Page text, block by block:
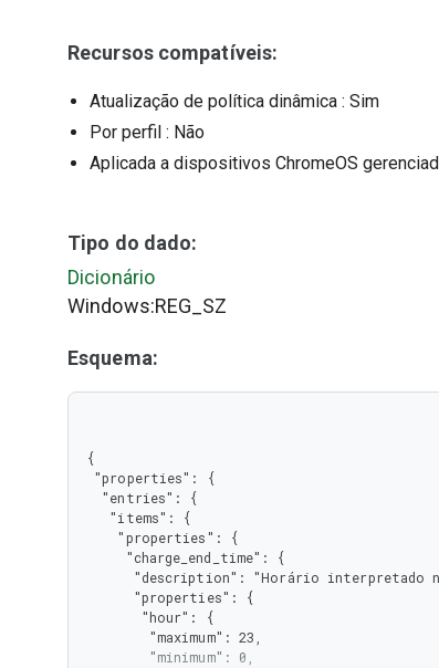
Recursos compatíveis:
Atualização de política dinâmica : Sim
Por perfil : Não
Aplicada a dispositivos ChromeOS
Tipo do dado:
Dicionário
Windows:REG_SZ
Esquema:
{